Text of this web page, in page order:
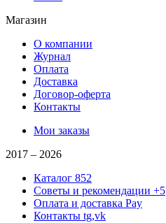
Магазин
О компании
Журнал
Оплата
Доставка
Договор-оферта
Контакты
Мои заказы
2017 – 2026
Каталог 852
Советы и рекомендации +5
Оплата и доставка Pay
Контакты tg,vk